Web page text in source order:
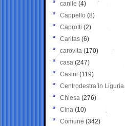
canile (4)
Cappello (8)
Caprotti (2)
Caritas (6)
carovita (170)
casa (247)
Casini (119)
Centrodestra in Liguria
Chiesa (276)
Cina (10)
Comune (342)